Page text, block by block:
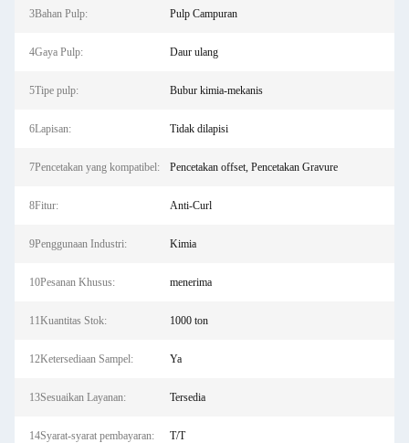
3Bahan Pulp: Pulp Campuran
4Gaya Pulp: Daur ulang
5Tipe pulp: Bubur kimia-mekanis
6Lapisan: Tidak dilapisi
7Pencetakan yang kompatibel: Pencetakan offset, Pencetakan Gravure
8Fitur: Anti-Curl
9Penggunaan Industri: Kimia
10Pesanan Khusus: menerima
11Kuantitas Stok: 1000 ton
12Ketersediaan Sampel: Ya
13Sesuaikan Layanan: Tersedia
14Syarat-syarat pembayaran: T/T